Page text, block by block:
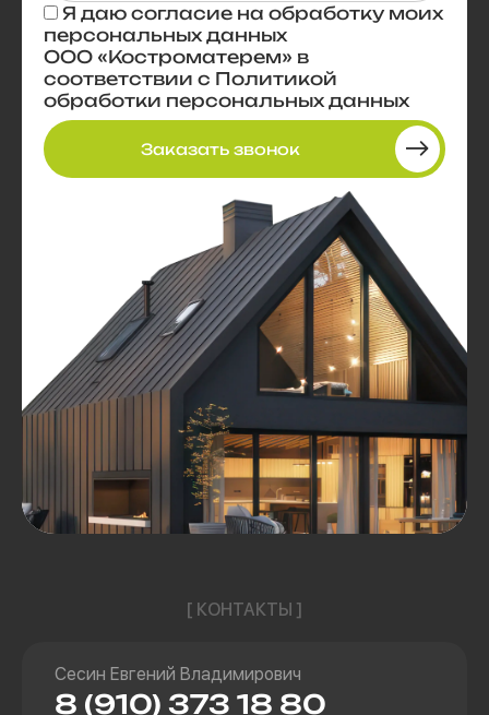
Я даю согласие на обработку моих
персональных данных
ООО «Костроматерем» в
соответствии с Политикой
обработки персональных данных
Заказать звонок
[ КОНТАКТЫ ]
Сесин Евгений Владимирович
8 (910) 373 18 80